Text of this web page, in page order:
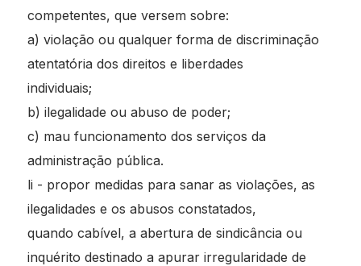
competentes, que versem sobre:
a) violação ou qualquer forma de discriminação
atentatória dos direitos e liberdades
individuais;
b) ilegalidade ou abuso de poder;
c) mau funcionamento dos serviços da
administração pública.
li - propor medidas para sanar as violações, as
ilegalidades e os abusos constatados,
quando cabível, a abertura de sindicância ou
inquérito destinado a apurar irregularidade de